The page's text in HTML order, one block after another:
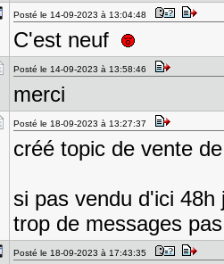
Posté le 14-09-2023 à 13:04:48
C'est neuf
Posté le 14-09-2023 à 13:58:46
merci
Posté le 18-09-2023 à 13:27:37
créé topic de vente
si pas vendu d'ici
trop de messages
Posté le 18-09-2023 à 17:43:35